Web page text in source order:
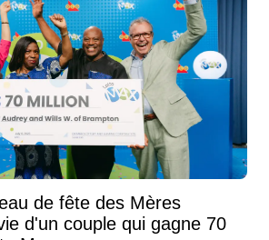
de fête des Mères
d'un couple qui gagne 70